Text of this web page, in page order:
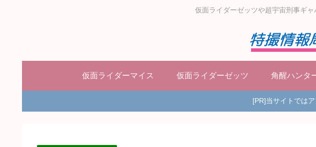
仮面ライダーゼッツや超宇宙刑事ギ
仮面ライダーマイス 仮面ライダーゼッツ 角醒ハンタ
[PR]当サイトでは